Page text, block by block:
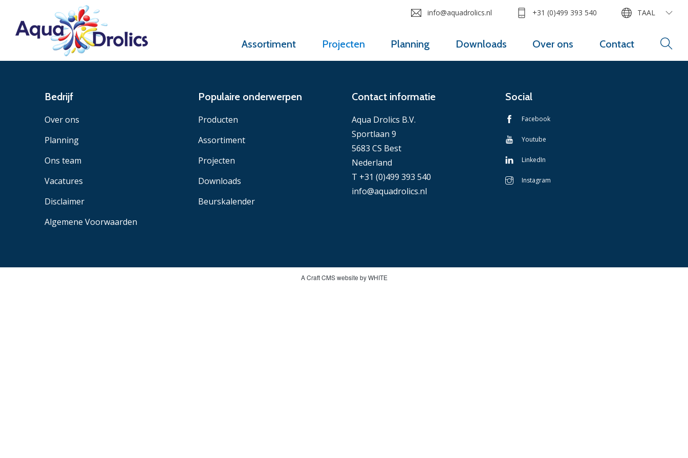
Assortiment Projecten Planning Downloads Over ons Contact
info@aquadrolics.nl +31 (0)499 393 540 TAAL
Bedrijf
Over ons
Planning
Ons team
Vacatures
Disclaimer
Algemene Voorwaarden
Populaire onderwerpen
Producten
Assortiment
Projecten
Downloads
Beurskalender
Contact informatie
Aqua Drolics B.V.
Sportlaan 9
5683 CS Best
Nederland
T +31 (0)499 393 540
info@aquadrolics.nl
Social
Facebook
Youtube
LinkedIn
Instagram
A Craft CMS website by WHITE